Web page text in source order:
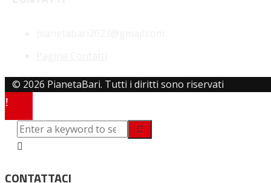
© 2026 PianetaBari. Tutti i diritti sono riservati
CONTATTACI